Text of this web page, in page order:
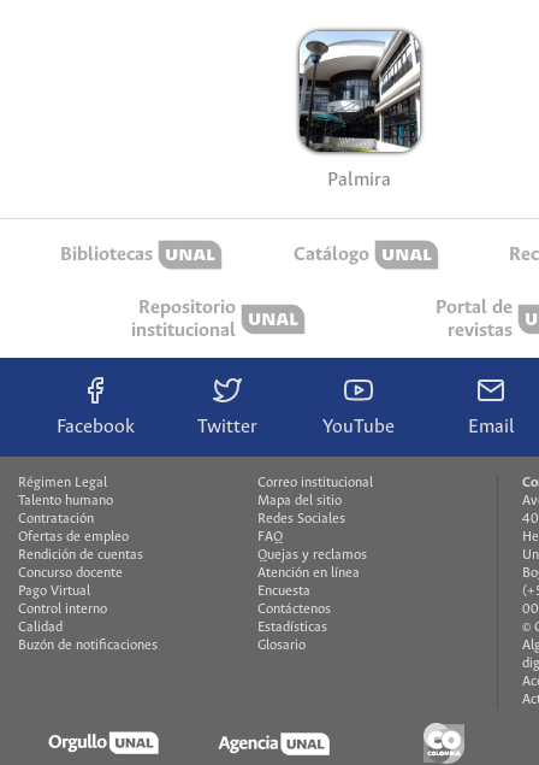
Palmira
Bibliotecas Catálogo
Repositorio
institucional
Portal de
revistas
Facebook Twitter YouTube Email
Régimen Legal
Talento humano
Contratación
Ofertas de empleo
Rendición de cuentas
Concurso docente
Pago Virtual
Control interno
Calidad
Buzón de notificaciones
Correo institucional
Mapa del sitio
Redes Sociales
FAQ
Quejas y reclamos
Atención en línea
Encuesta
Contáctenos
Estadísticas
Glosario
©